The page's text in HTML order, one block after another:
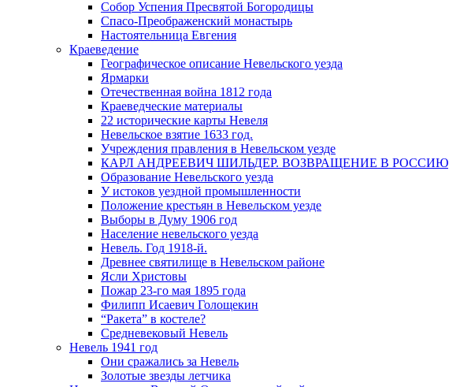
Собор Успения Пресвятой Богородицы
Спасо-Преображенский монастырь
Настоятельница Евгения
Краеведение
Географическое описание Невельского уезда
Ярмарки
Отечественная война 1812 года
Краеведческие материалы
22 исторические карты Невеля
Невельское взятие 1633 год.
Учреждения правления в Невельском уезде
КАРЛ АНДРЕЕВИЧ ШИЛЬДЕР. ВОЗВРАЩЕНИЕ В РОССИЮ
Образование Невельского уезда
У истоков уездной промышленности
Положение крестьян в Невельском уезде
Выборы в Думу 1906 год
Население невельского уезда
Невель. Год 1918-й.
Древнее святилище в Невельском районе
Ясли Христовы
Пожар 23-го мая 1895 года
Филипп Исаевич Голощекин
“Ракета” в костеле?
Средневековый Невель
Невель 1941 год
Они сражались за Невель
Золотые звезды летчика